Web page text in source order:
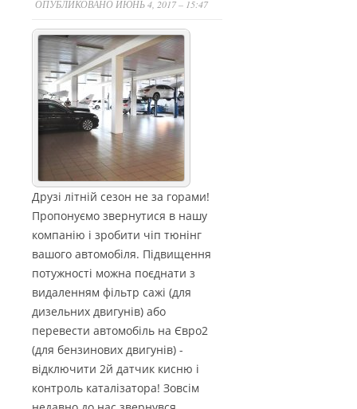
ОПУБЛИКОВАНО ИЮНЬ 4, 2017 – 15:47
Друзі літній сезон не за горами!
Пропонуємо звернутися в нашу
компанію і зробити чіп тюнінг
вашого автомобіля. Підвищення
потужності можна поєднати з
видаленням фільтр сажі (для
дизельних двигунів) або
перевести автомобіль на Євро2
(для бензинових двигунів) -
відключити 2й датчик кисню і
контроль каталізатора! Зовсім